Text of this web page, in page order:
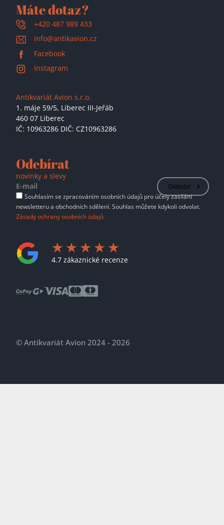
Máte dotaz?
+420 487 989 433
info@antikavion.cz
Facebook
Instagram
Antikvariát Avion s.r.o.
1. máje 59/5, Liberec III-Jeřáb
460 07 Liberec
IČ: 10963286 DIČ: CZ10963286
Odebírat
novinky a slevy
Odeslat
Souhlasím se zpracováním osobních údajů pro účely zasílání
newsletteru a obchodních sdělení. Souhlas můžete kdykoli odvolat.
Zásady ochrany osobních údajů
4.7 zákaznické recenze
© Antikvariát Avion 2024 - 2026